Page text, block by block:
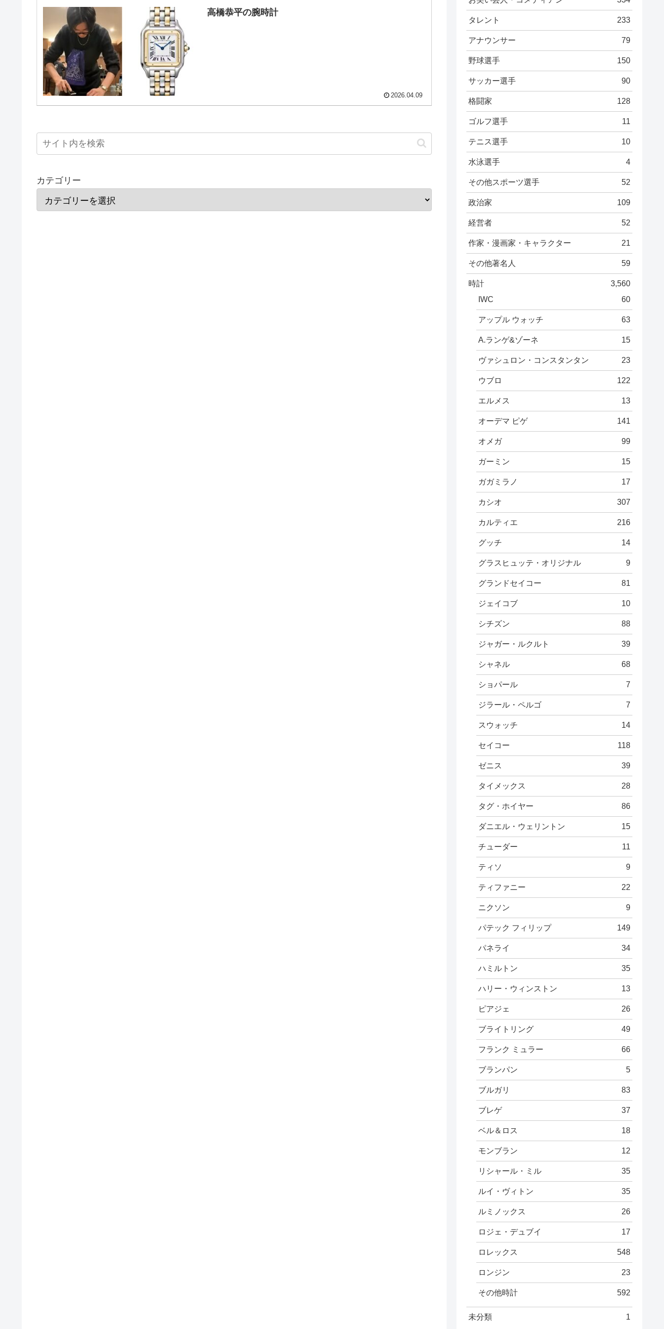
高橋恭平の腕時計
2026.04.09
カテゴリー
タレント 233
アナウンサー 79
野球選手 150
サッカー選手 90
格闘家 128
ゴルフ選手 11
テニス選手 10
水泳選手 4
その他スポーツ選手 52
政治家 109
経営者 52
作家・漫画家・キャラクター 21
その他著名人 59
時計
3,560
IWC
60
アップル ウォッチ 63
A.ランゲ&ゾーネ 15
ヴァシュロン・コンスタンタン 23
ウブロ 122
エルメス 13
オーデマ ピゲ 141
オメガ 99
ガーミン 15
ガガミラノ 17
カシオ 307
カルティエ 216
グッチ 14
グラスヒュッテ・オリジナル 9
グランドセイコー 81
ジェイコブ 10
シチズン 88
ジャガー・ルクルト 39
シャネル 68
ショパール 7
ジラール・ペルゴ 7
スウォッチ 14
セイコー 118
ゼニス 39
タイメックス 28
タグ・ホイヤー 86
ダニエル・ウェリントン 15
チューダー 11
ティソ 9
ティファニー 22
ニクソン 9
パテック フィリップ 149
パネライ 34
ハミルトン 35
ハリー・ウィンストン 13
ピアジェ 26
ブライトリング 49
フランク ミュラー 66
ブランパン 5
ブルガリ 83
ブレゲ 37
ベル＆ロス 18
モンブラン 12
リシャール・ミル 35
ルイ・ヴィトン 35
ルミノックス 26
ロジェ・デュブイ 17
ロレックス 548
ロンジン 23
その他時計 592
未分類 1